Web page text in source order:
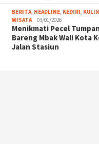
BERITA, HEADLINE, KEDIRI,
WISATA
03/01/2026
Menikmati Pecel
Bareng Mbak Wali Kota
Jalan Stasiun